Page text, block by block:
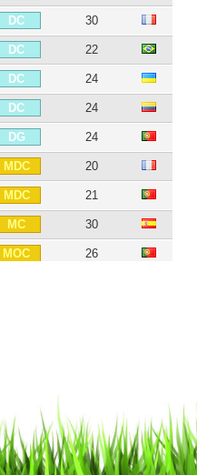
DC 30
DC 22
DC 24
DC 24
DG 24
MDC 20
MDC 21
MC 30
MOC 26
AID 18
AIG 23